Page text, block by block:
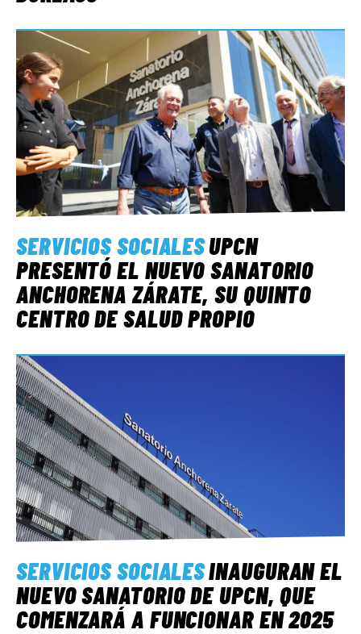
SERVICIOS SOCIALESUPCN
PRESENTÓ EL NUEVO SANATORIO
ANCHORENA ZÁRATE, SU QUINTO
CENTRO DE SALUD PROPIO
SERVICIOS SOCIALESINAUGURAN EL
NUEVO SANATORIO DE UPCN, QUE
COMENZARÁ A FUNCIONAR EN 2025